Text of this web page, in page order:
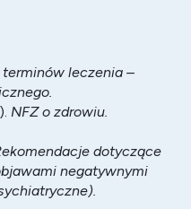
leczenia –
NFZ o zdrowiu.
dotyczące
negatywnymi